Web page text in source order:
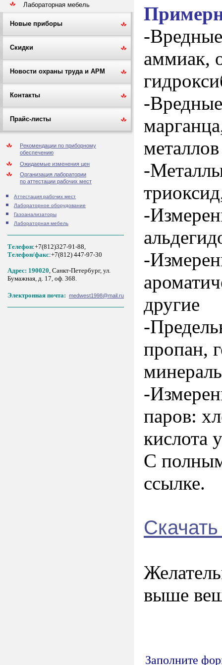
Лабораторная мебель
Новые приборы
Скидки
Новости охраны труда и АРМ
Контакты
Прайс-листы
Рекомендации по приборному
обеспечению
Ожидаемые изменения цен
Организация лаборатории
по аттестации рабочих мест
Аттестация рабочих мест
Лабораторное оборудование
Газоанализаторы
Лабораторная мебель
Телефон:+7(812)327-91-88,
Tелефон/факс:+7(812) 447-97-30
Адрес: 190020, Санкт-Петербург, ул.
Бумажная, д. 17, оф. 368.
Электронная почта: medwest1998@mail.ru
-
аммиак,
-
металлов
-
-
-
другие
-
пропан,
-
паров:
кислота
С
ссылке.
выше
Заполните